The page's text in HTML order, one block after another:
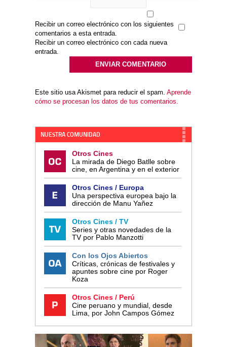
Recibir un correo electrónico con los siguientes
comentarios a esta entrada.
Recibir un correo electrónico con cada nueva
entrada.
Este sitio usa Akismet para reducir el spam. Aprende
cómo se procesan los datos de tus comentarios.
NUESTRA COMUNIDAD
Otros Cines
La mirada de Diego Batlle sobre
cine, en Argentina y en el exterior
Otros Cines / Europa
Una perspectiva europea bajo la
dirección de Manu Yañez
Otros Cines / TV
Series y otras novedades de la
TV por Pablo Manzotti
Con los Ojos Abiertos
Críticas, crónicas de festivales y
apuntes sobre cine por Roger
Koza
Otros Cines / Perú
Cine peruano y mundial, desde
Lima, por John Campos Gómez